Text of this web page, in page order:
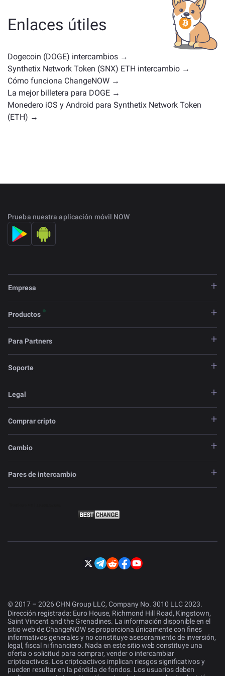
alternativas comunes incluyen otras criptomonedas
con casos de uso o posiciones en el mercado
similares. Consulta todos los activos disponibles para
intercambiar en lapágina principal de intercambio.
Enlaces útiles
Dogecoin (DOGE) intercambios →
Synthetix Network Token (SNX) ETH intercambio →
Cómo funciona ChangeNOW →
La mejor billetera para DOGE →
Monedero iOS y Android para Synthetix Network Token
(ETH) →
Prueba nuestra aplicación móvil NOW
Empresa
Productos
Para Partners
Soporte
Legal
Comprar cripto
Cambio
Pares de intercambio
© 2017 – 2026 CHN Group LLC, Company No. 3010 LLC 2023.
Dirección registrada: Euro House, Richmond Hill Road, Kingstown,
Saint Vincent and the Grenadines. La información disponible en el
sitio web de ChangeNOW se proporciona únicamente con fines
informativos generales y no constituye asesoramiento de inversión,
legal, fiscal ni financiero. Nada en este sitio web constituye una
oferta o solicitud para comprar, vender o intercambiar
criptoactivos. Los criptoactivos implican riesgos significativos y
pueden resultar en la pérdida de fondos. Los usuarios deben